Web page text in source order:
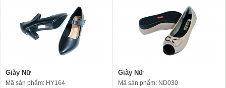
Giày Nữ
Mã sản phẩm: HY164
Giày Nữ
Mã sản phẩm: ND030